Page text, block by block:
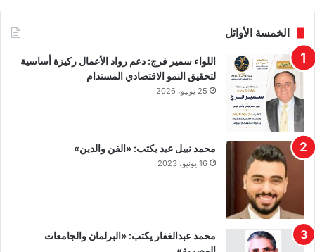
الخمسة الأوائل
اللواء سمير فرج: دعم رواد الأعمال ركيزة أساسية
لتحقيق النمو الاقتصادي المستدام
25 يونيو، 2026
محمد نبيل عيد يكتب: «الفن والدين»
16 يونيو، 2023
محمد عبدالغفار يكتب: «البرلمان والجامعات